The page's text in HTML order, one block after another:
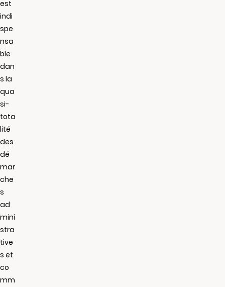
est
indi
spe
nsa
ble
dan
s la
qua
si-
tota
lité
des
dé
mar
che
s
ad
mini
stra
tive
s et
co
mm